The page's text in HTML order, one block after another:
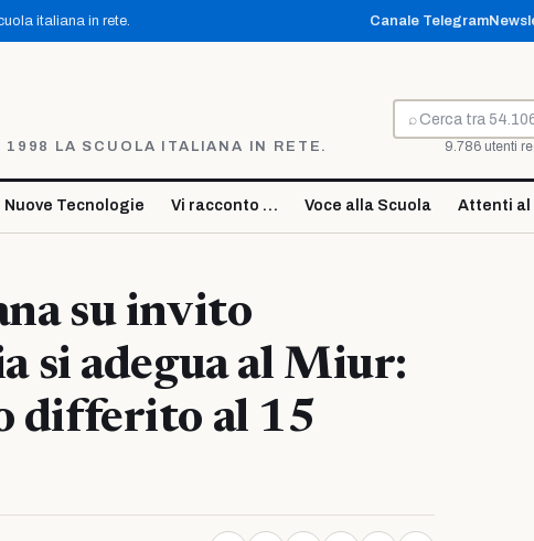
italiana in rete. Canale Telegram
LA SCUOLA ITALIANA IN RETE.
⌕
Cerca
9.786 utenti
Nuove Tecnologie Vi racconto … Voce alla Scuola Attenti al
su invito
si adegua al Miur:
differito al 15